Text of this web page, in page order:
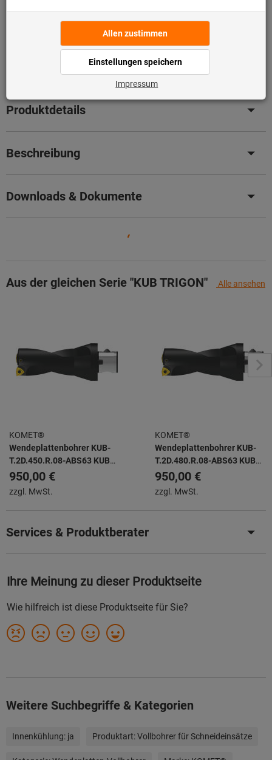
Original-Nachschliff für Original Leistung– Senken Sie
jetzt ganz einfach Ihre Kosten mit unserem
professionellen Nachschleifservice.
Artikel teilen
Produktdetails
Beschreibung
Downloads & Dokumente
Aus der gleichen Serie "KUB TRIGON" Alle ansehen
KOMET®
Wendeplattenbohrer KUB-
T.2D.450.R.08-ABS63 KUB
TRIGON -
950,00 €
zzgl. MwSt.
KOMET®
Wendeplattenbohrer KUB-
T.2D.480.R.08-ABS63 KUB
TRIGON -
950,00 €
zzgl. MwSt.
Services & Produktberater
Weitere Suchbegriffe & Kategorien
Innenkühlung: ja Produktart:Vollbohrer für Schneideinsätze